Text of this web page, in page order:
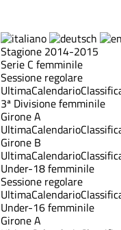
Stagione 2014-2015
Serie C femminile
Sessione regolare
UltimaCalendario
3ª Divisione femminile
Girone A
UltimaCalendario
Girone B
UltimaCalendario
Under-18 femminile
Sessione regolare
UltimaCalendario
Under-16 femminile
Girone A